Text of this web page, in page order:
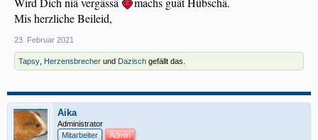
Mis herzliche Beileid,
23. Februar 2021
Tapsy Herzensbrecher und Dazisch gefällt das.
Aika
Administrator
Mitarbeiter
Admin